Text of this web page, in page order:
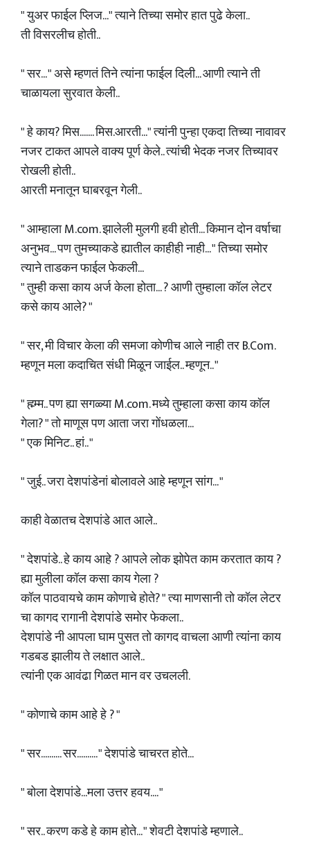
" युअर फाईल प्लिज..." त्याने तिच्या समोर हात पुढे केला..
ती विसरलीच होती..
" सर... " असे म्हणतं तिने त्यांना फाईल दिली... आणी त्याने ती
चाळायला सुरवात केली..
" हे काय? मिस....... मिस.आरती..." त्यांनी पुन्हा एकदा तिच्या नावावर
नजर टाकत आपले वाक्य पूर्ण केले.. त्यांची भेदक नजर तिच्यावर
रोखली होती..
आरती मनातून घाबरवून गेली..
" आम्हाला M.com. झालेली मुलगी हवी होती... किमान दोन वर्षाचा
अनुभव... पण तुमच्याकडे ह्यातील काहीही नाही... " तिच्या समोर
त्याने ताडकन फाईल फेकली...
" तुम्ही कसा काय अर्ज केला होता... ? आणी तुम्हाला कॉल लेटर
कसे काय आले? "
" सर, मी विचार केला की समजा कोणीच आले नाही तर B.Com.
म्हणून मला कदाचित संधी मिळून जाईल.. म्हणून.. "
" ह्म्म्म.. पण ह्या सगळ्या M.com. मध्ये तुम्हाला कसा काय कॉल
गेला? " तो माणूस पण आता जरा गोंधळला...
" एक मिनिट.. हां.. "
" जुई.. जरा देशपांडेनां बोलावले आहे म्हणून सांग... "
काही वेळातच देशपांडे आत आले..
" देशपांडे.. हे काय आहे ? आपले लोक झोपेत काम करतात काय ?
ह्या मुलीला कॉल कसा काय गेला ?
कॉल पाठवायचे काम कोणाचे होते? " त्या माणसानी तो कॉल लेटर
चा कागद रागानी देशपांडे समोर फेकला..
देशपांडे नी आपला घाम पुसत तो कागद वाचला आणी त्यांना काय
गडबड झालीय ते लक्षात आले..
त्यांनी एक आवंढा गिळत मान वर उचलली.
" कोणाचे काम आहे हे ? "
" सर.......... सर.......... " देशपांडे चाचरत होते...
" बोला देशपांडे...मला उत्तर हवय.... "
" सर.. करण कडे हे काम होते... " शेवटी देशपांडे म्हणाले..